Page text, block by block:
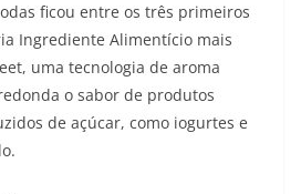
ficou entre os três primeiros
Ingrediente Alimentício mais
uma tecnologia de aroma
o sabor de produtos
de açúcar, como iogurtes e